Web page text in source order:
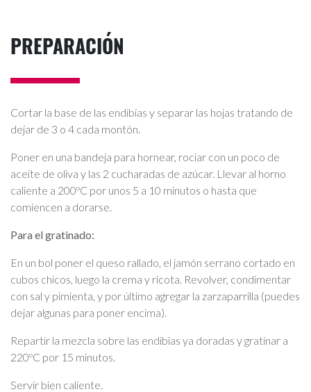
PREPARACIÓN
Cortar la base de las endibias y separar las hojas tratando de
dejar de 3 o 4 cada montón.
Poner en una bandeja para hornear, rociar con un poco de
aceite de oliva y las 2 cucharadas de azúcar. Llevar al horno
caliente a 200ºC por unos 5 a 10 minutos o hasta que
comiencen a dorarse.
Para el gratinado:
En un bol poner el queso rallado, el jamón serrano cortado en
cubos chicos, luego la crema y ricota. Revolver, condimentar
con sal y pimienta, y por último agregar la zarzaparrilla (puedes
dejar algunas para poner encima).
Repartir la mezcla sobre las endibias ya doradas y gratinar a
220ºC por 15 minutos.
Servir bien caliente.